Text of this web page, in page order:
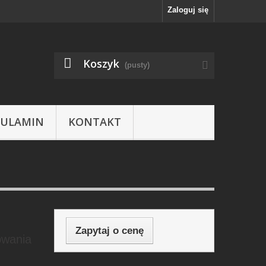
Zaloguj się
Koszyk (pusty)
KONTAKT
Zapytaj o cenę